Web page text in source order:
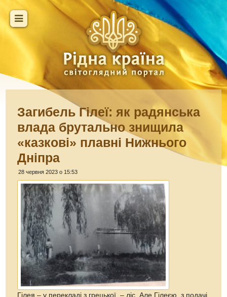
Загибель Гілеї: як радянська
влада брутально знищила
«казкові» плавні Нижнього
Дніпра
28 червня 2023 о 15:53
Гілея – у перекладі з грецької, – ліс. Але Гілеєю, з подачі